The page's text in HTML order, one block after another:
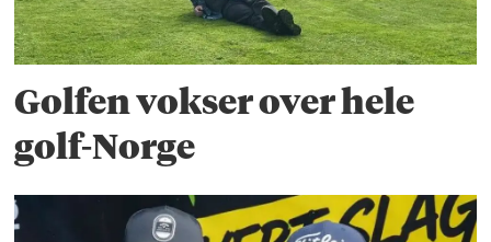
Golfen vokser over hele
golf-Norge